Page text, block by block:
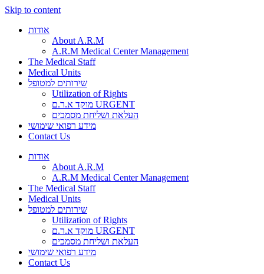
Skip to content
אודות
About A.R.M
A.R.M Medical Center Management
The Medical Staff
Medical Units
שירותים למטופל
Utilization of Rights
מוקד א.ר.ם URGENT
העלאת ושליחת מסמכים
מידע רפואי שימושי
Contact Us
אודות
About A.R.M
A.R.M Medical Center Management
The Medical Staff
Medical Units
שירותים למטופל
Utilization of Rights
מוקד א.ר.ם URGENT
העלאת ושליחת מסמכים
מידע רפואי שימושי
Contact Us